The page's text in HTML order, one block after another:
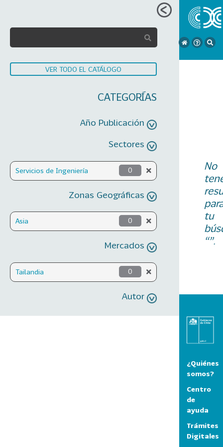
VER TODO EL CATÁLOGO
CATEGORÍAS
Año Publicación
Sectores
Servicios de Ingeniería 0
Zonas Geográficas
Asia 0
Mercados
Tailandia 0
Autor
No
tu
“”.
¿Quiénes
somos?
Centro
de
ayuda
Trámites
Digitales